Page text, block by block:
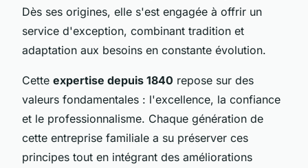
Dès ses origines, elle s'est engagée à offrir un
service d'exception, combinant tradition et
adaptation aux besoins en constante évolution.
Cette expertise depuis 1840 repose sur des
valeurs fondamentales : l'excellence, la confiance
et le professionnalisme. Chaque génération de
cette entreprise familiale a su préserver ces
principes tout en intégrant des améliorations